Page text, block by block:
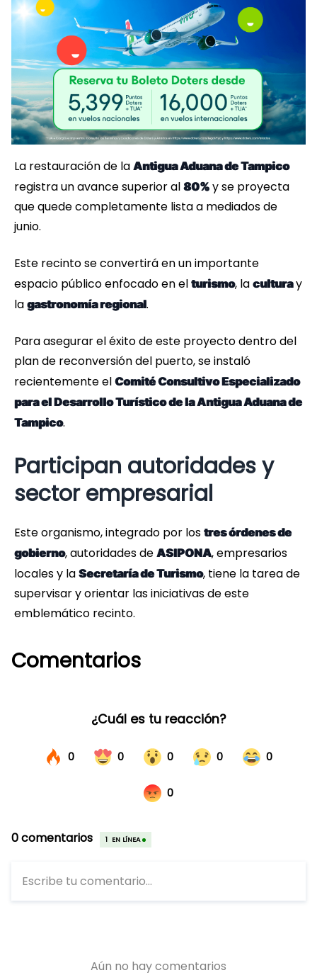
La restauración de la Antigua Aduana de Tampico
registra un avance superior al 80% y se proyecta
que quede completamente lista a mediados de
junio.
Este recinto se convertirá en un importante
espacio público enfocado en el turismo, la culturay
la gastronomía regional.
Para asegurar el éxito de este proyecto dentro del
plan de reconversión del puerto, se instaló
recientemente el Comité Consultivo Especializado
para el Desarrollo Turístico de la Antigua Aduana de
Tampico.
Participan autoridades y
sector empresarial
Este organismo, integrado por los tres órdenes de
gobierno, autoridades de ASIPONA, empresarios
locales y la Secretaría de Turismo, tiene la tarea de
supervisar y orientar las iniciativas de este
emblemático recinto.
Comentarios